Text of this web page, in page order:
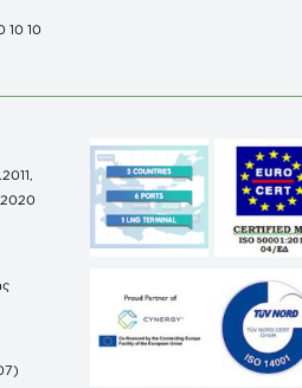
10 10